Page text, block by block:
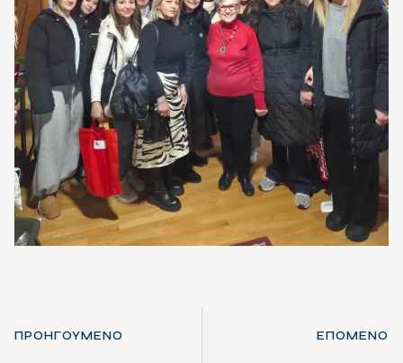
ΠΡΟΗΓΟΎΜΕΝΟ ΕΠΌΜΕΝΟ